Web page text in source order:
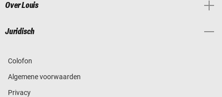
Over Louis
Juridisch
Colofon
Algemene voorwaarden
Privacy